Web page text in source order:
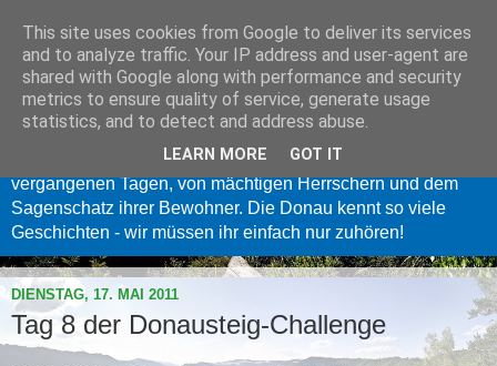
Donau Oberösterreich
Langsam fließt sie dahin, die Donau - eine der größten
Geschichtenerzählerinnen Europas. Wer inne hält und ihrem
sanften Säuseln lauscht, dem erzählt sie von längst
vergangenen Tagen, von mächtigen Herrschern und dem
Sagenschatz ihrer Bewohner. Die Donau kennt so viele
Geschichten - wir müssen ihr einfach nur zuhören!
DIENSTAG, 17. MAI 2011
Tag 8 der Donausteig-Challenge
This site uses cookies from Google to deliver its services
and to analyze traffic. Your IP address and user-agent are
shared with Google along with performance and security
metrics to ensure quality of service, generate usage
statistics, and to detect and address abuse.
LEARN MORE GOT IT